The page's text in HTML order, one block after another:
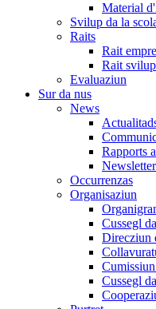
Material
Svilup da la
Raits
Rait
Rait
Evaluaziun
Sur da nus
News
Rapports
Newsletter
Occurrenzas
Organisaziun
Cussegl
Direcziun
Cussegl